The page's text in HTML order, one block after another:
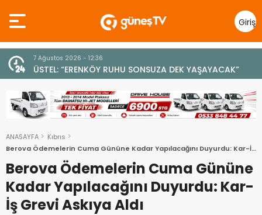
Giriş
Yap
7 Ağustos 2026 - 12:36
ÜSTEL: “ERENKÖY RUHU SONSUZA DEK YAŞAYACAK”
ANASAYFA
Kıbrıs
Berova Ödemelerin Cuma Gününe Kadar Yapılacağını Duyurdu: Kar-İş
Grevi Askıya Aldı
Berova Ödemelerin Cuma Gününe
Kadar Yapılacağını Duyurdu: Kar-
İş Grevi Askıya Aldı